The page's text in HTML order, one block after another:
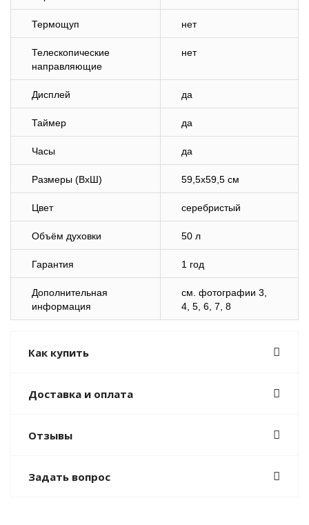
Термощуп нет
Телескопические
направляющие
нет
Дисплей да
Таймер да
Часы да
Размеры (ВхШ) 59,5х59,5 см
Цвет серебристый
Объём духовки 50 л
Гарантия 1 год
Дополнительная
информация
cм. фотографии 3,
4, 5, 6, 7, 8
Как купить
Доставка и оплата
Отзывы
Задать вопрос